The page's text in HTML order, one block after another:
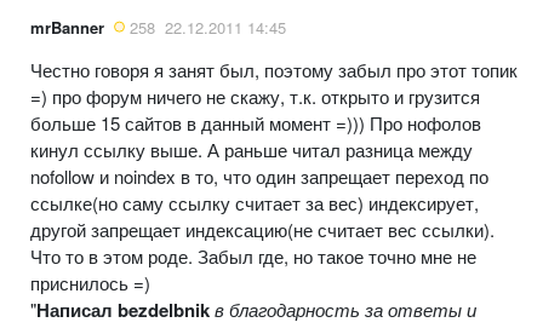
mrBanner 258 22.12.2011 14:45
Честно говоря я занят был, поэтому забыл про этот топик
=) про форум ничего не скажу, т.к. открыто и грузится
больше 15 сайтов в данный момент =))) Про нофолов
кинул ссылку выше. А раньше читал разница между
nofollow и noindex в то, что один запрещает переход по
ссылке(но саму ссылку считает за вес) индексирует,
другой запрещает индексацию(не считает вес ссылки).
Что то в этом роде. Забыл где, но такое точно мне не
приснилось =)
"Написал bezdelbnikв благодарность за ответы и